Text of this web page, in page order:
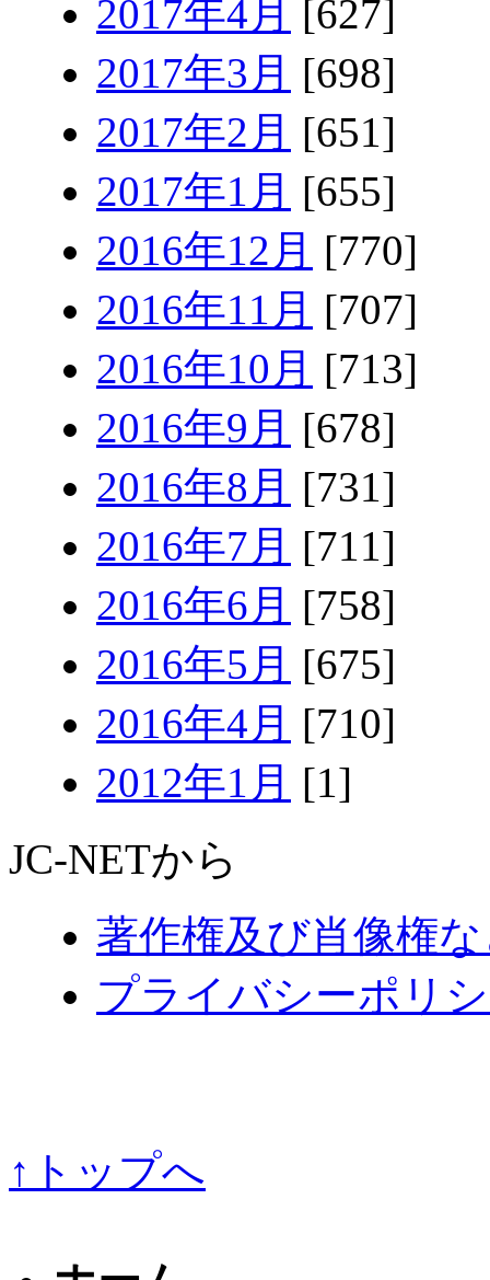
2017年4月 [627]
2017年3月 [698]
2017年2月 [651]
2017年1月 [655]
2016年12月 [770]
2016年11月 [707]
2016年10月 [713]
2016年9月 [678]
2016年8月 [731]
2016年7月 [711]
2016年6月 [758]
2016年5月 [675]
2016年4月 [710]
2012年1月 [1]
JC-NETから
著作権及び肖像権
プライバシーポリ
↑トップへ